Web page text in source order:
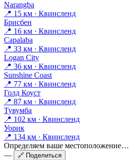
Narangba
📍 15 км · Квинсленд
Брисбен
📍 16 км · Квинсленд
Capalaba
📍 33 км · Квинсленд
Logan City
📍 36 км · Квинсленд
Sunshine Coast
📍 77 км · Квинсленд
Голд Коуст
📍 87 км · Квинсленд
Тувумба
📍 102 км · Квинсленд
Уорик
📍 134 км · Квинсленд
Определяем ваше местоположение…
—
🔗 Поделиться